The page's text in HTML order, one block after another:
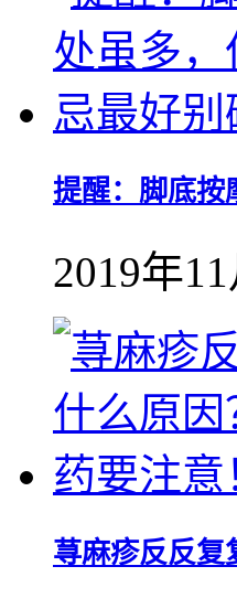
提醒：脚底按
2019年11
荨麻疹反反复